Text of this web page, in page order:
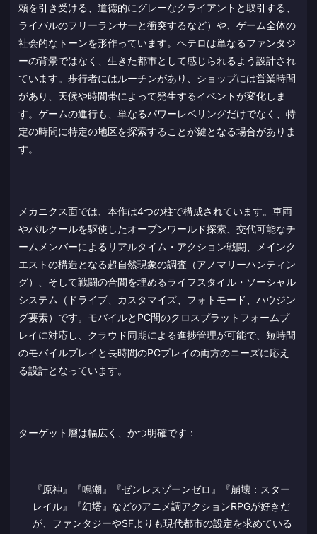
頼を引き受ける、道徳的にグレーなクライアントと取引する、
ライバルのフリーランサーと衝突するなど）や、ゲーム全体の
社会的なトーンを形作っています。ヘテロは単なるファンタジ
ーの背景ではなく、生きた都市として感じられるよう設計され
ています。歩行者にはルーチンがあり、ショップには営業時間
があり、天候や時間帯によって発生するイベントが変化しま
す。ゲームの進行も、単なるパワーレベリングだけでなく、特
定の時間に特定の地区を探索することが鍵となる場合がありま
す。
メカニクス面では、本作は4つの柱で構成されています。車両
やパルクールを駆使したオープンワールド探索、交代可能なチ
ームメンバーによるリアルタイム・アクション戦闘、メインク
エストの構造となる超自然現象の調査（アノマリーハンティン
グ）、そして戦闘の合間を埋めるライフスタイル・ソーシャル
システム（ドライブ、カスタマイズ、フォトモード、ハウジン
グ要素）です。モバイルとPC間のクロスプラットフォームプ
レイに対応し、クラウド同期による進捗管理が可能で、短時間
のモバイルプレイと長時間のPCプレイの両方のニーズに応え
る設計となっています。
ターゲット層は幅広く、かつ明確です：
『原神』『鳴潮』『ゼンレスゾーンゼロ』『崩壊：スター
レイル』『幻塔』などのアニメ調アクションRPGが好きだ
が、ファンタジーやSFよりも現代都市の設定を求めている